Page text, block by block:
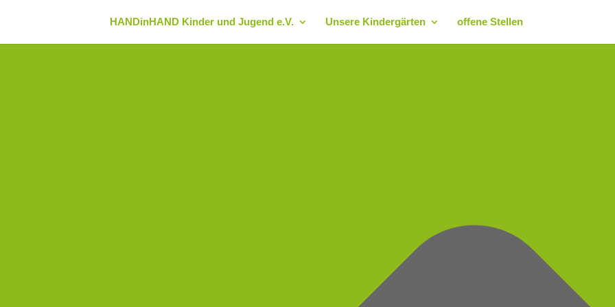
HANDinHAND Kinder und Jugend e.V. Unsere Kindergärten offene Stellen